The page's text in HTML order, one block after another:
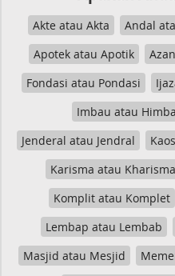
Akte atau Akta Andal
Apotek atau Apotik
Fondasi atau Pondasi
Imbau atau
Jenderal atau Jendral
Karisma atau Kharisma
Komplit atau Komplet
Lembap atau Lembab
Masjid atau Mesjid